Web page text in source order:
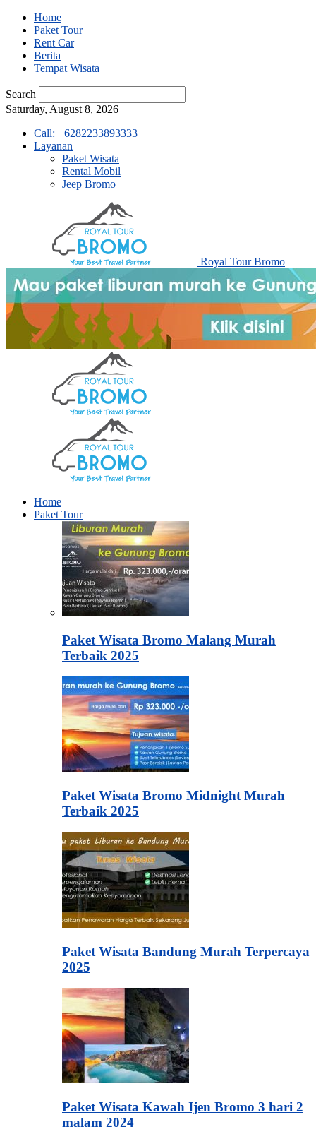
Home
Paket Tour
Rent Car
Berita
Tempat Wisata
Search
Saturday, August 8, 2026
Call: +6282233893333
Layanan
Paket Wisata
Rental Mobil
Jeep Bromo
Royal Tour Bromo
Home
Paket Tour
Paket Wisata Bromo Malang Murah
Terbaik 2025
Paket Wisata Bromo Midnight Murah
Terbaik 2025
Paket Wisata Bandung Murah Terpercaya
2025
Paket Wisata Kawah Ijen Bromo 3 hari 2
malam 2024